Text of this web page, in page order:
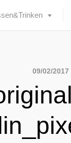
09/02/2017